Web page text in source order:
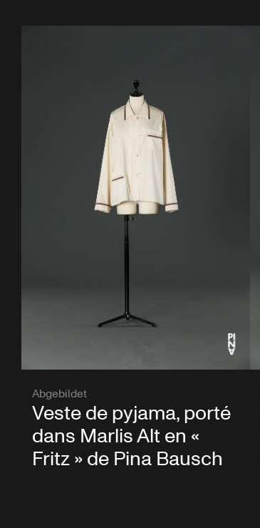
Abgebildet
Veste de pyjama, porté
dans Marlis Alt en «
Fritz » de Pina Bausch